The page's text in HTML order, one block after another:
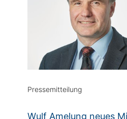
Pressemitteilung
Wulf Amelung neues